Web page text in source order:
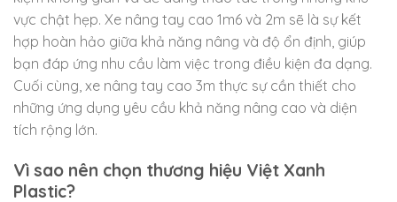
vực chật hẹp. Xe nâng tay cao 1m6 và 2m sẽ là sự kết
hợp hoàn hảo giữa khả năng nâng và độ ổn định, giúp
bạn đáp ứng nhu cầu làm việc trong điều kiện đa dạng.
Cuối cùng, xe nâng tay cao 3m thực sự cần thiết cho
những ứng dụng yêu cầu khả năng nâng cao và diện
tích rộng lớn.
Vì sao nên chọn thương hiệu Việt Xanh
Plastic?